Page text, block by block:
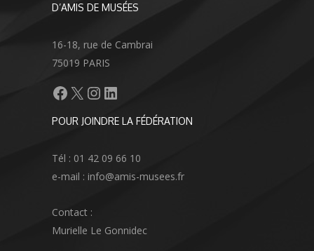
D’AMIS DE MUSÉES
16-18, rue de Cambrai
75019 PARIS
Facebook
X Instagram
LinkedIn
POUR JOINDRE LA FÉDÉRATION
Tél : 01 42 09 66 10
e-mail : info@amis-musees.fr
Contact :
Murielle Le Gonnidec